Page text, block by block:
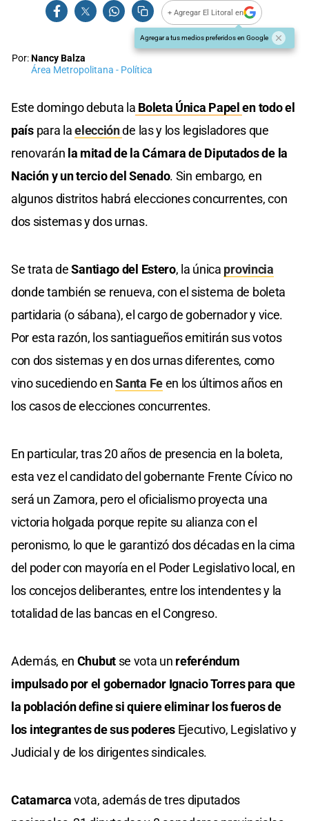
+ Agregar El Litoral en
Agregar a tus medios preferidos en Google
Por:Nancy Balza
Área Metropolitana - Política
Este domingo debuta la Boleta Única Papelen todo el
paíspara laelecciónde las y los legisladores que
renovarán la mitad de la Cámara de Diputados de la
Nación y un tercio del Senado. Sin embargo, en
algunos distritos habrá elecciones concurrentes, con
dos sistemas y dos urnas.
Se trata deSantiago del Estero, la única provincia
donde también se renueva, con el sistema de boleta
partidaria (o sábana), el cargo de gobernador y vice.
Por esta razón, los santiagueños emitirán sus votos
con dos sistemas y en dos urnas diferentes, como
vino sucediendo enSanta Feen los últimos años en
los casos de elecciones concurrentes.
En particular, tras 20 años de presencia en la boleta,
esta vez el candidato del gobernante Frente Cívico no
será un Zamora, pero el oficialismo proyecta una
victoria holgada porque repite su alianza con el
peronismo, lo que le garantizó dos décadas en la cima
del poder con mayoría en el Poder Legislativo local, en
los concejos deliberantes, entre los intendentes y la
totalidad de las bancas en el Congreso.
Además, en Chubutse vota un referéndum
impulsado por el gobernador Ignacio Torres para que
la población define si quiere eliminar los fueros de
los integrantes de sus poderes Ejecutivo, Legislativo y
Judicial y de los dirigentes sindicales.
Catamarcavota, además de tres diputados